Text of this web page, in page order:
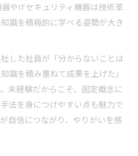
やITセキュリティ機器は技術革
識を積極的に学べる姿勢が大き
した社員が「分からないことは
識を積み重ねて成果を上げた」
未経験だからこそ、固定概念に
法を身につけやすい点も魅力で
自信につながり、やりがいを感